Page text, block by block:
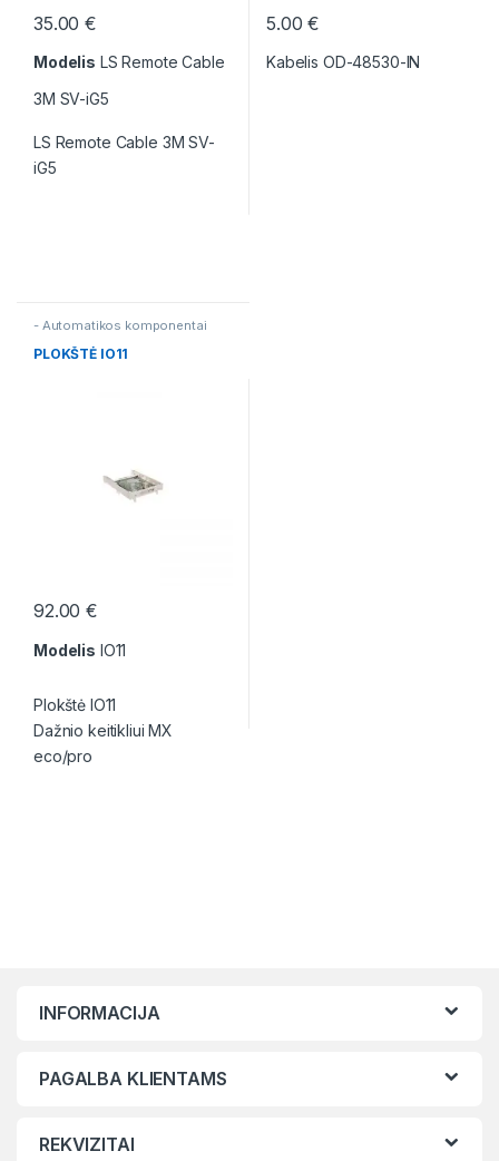
35.00€
Modelis LS Remote Cable
3M SV-iG5
LS Remote Cable 3M SV-
iG5
5.00€
Kabelis OD-48530-IN
- Automatikos komponentai
PLOKŠTĖ IO11
92.00€
Modelis IO11
Plokštė IO11
Dažnio keitikliui MX
eco/pro
INFORMACIJA
PAGALBA KLIENTAMS
REKVIZITAI